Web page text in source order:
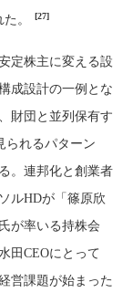
。 [27]
定株主に変える設
成設計の一例とな
財団と並列保有す
られるパターン
。連邦化と創業者
ルHDが「篠原欣
氏が率いる持株会
田CEOにとって
営課題が始まった